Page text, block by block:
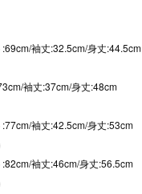
袖丈:32.5cm/身丈:44.5cm
袖丈:37cm/身丈:48cm
袖丈:42.5cm/身丈:53cm
袖丈:46cm/身丈:56.5cm